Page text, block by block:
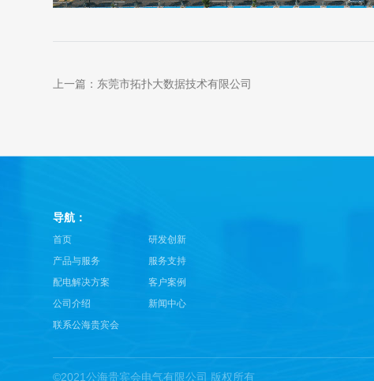
上一篇：东莞市拓扑大数据技术有限公司
导航：
首页
研发创新
产品与服务
服务支持
配电解决方案
客户案例
公司介绍
新闻中心
联系公海贵宾会
©2021公海贵宾会电气有限公司 版权所有